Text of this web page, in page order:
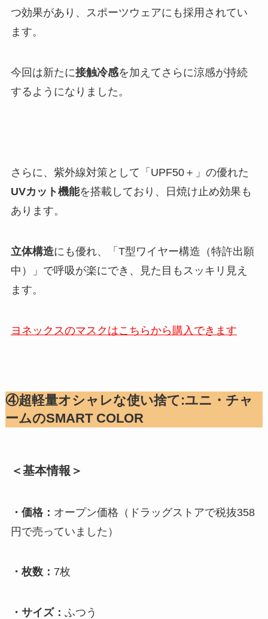
つ効果があり、スポーツウェアにも採用されてい
ます。
今回は新たに接触冷感を加えてさらに涼感が持続
するようになりました。
さらに、紫外線対策として「UPF50＋」の優れた
UVカット機能を搭載しており、日焼け止め効果も
あります。
立体構造にも優れ、「T型ワイヤー構造（特許出願
中）」で呼吸が楽にでき、見た目もスッキリ見え
ます。
ヨネックスのマスクはこちらから購入できます
④超軽量オシャレな使い捨て:ユニ・チャ
ームのSMART COLOR
＜基本情報＞
・価格： オープン価格（ドラッグストアで税抜358
円で売っていました）
・枚数： 7枚
・サイズ： ふつう